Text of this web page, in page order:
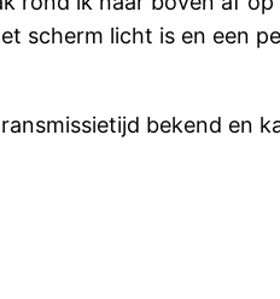
scherm licht is en een
bekend en